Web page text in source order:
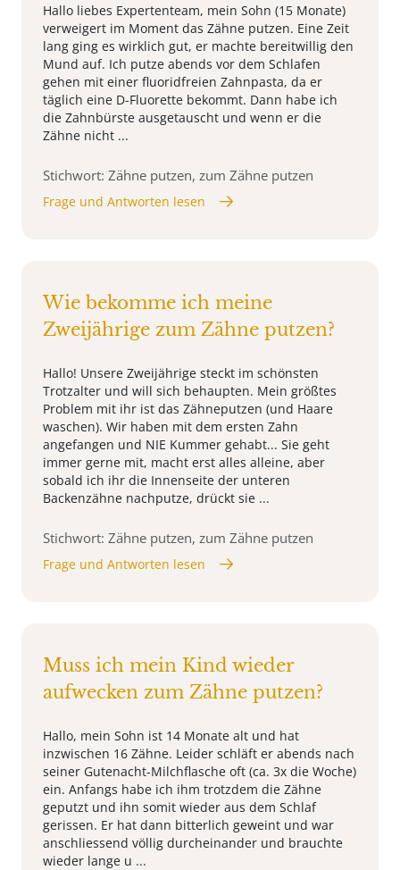
Hallo liebes Expertenteam, mein Sohn (15 Monate)
verweigert im Moment das Zähne putzen. Eine Zeit
lang ging es wirklich gut, er machte bereitwillig den
Mund auf. Ich putze abends vor dem Schlafen
gehen mit einer fluoridfreien Zahnpasta, da er
täglich eine D-Fluorette bekommt. Dann habe ich
die Zahnbürste ausgetauscht und wenn er die
Zähne nicht ...
Stichwort: Zähne putzen, zum Zähne putzen
Frage und Antworten lesen
Wie bekomme ich meine
Zweijährige zum Zähne putzen?
Hallo! Unsere Zweijährige steckt im schönsten
Trotzalter und will sich behaupten. Mein größtes
Problem mit ihr ist das Zähneputzen (und Haare
waschen). Wir haben mit dem ersten Zahn
angefangen und NIE Kummer gehabt... Sie geht
immer gerne mit, macht erst alles alleine, aber
sobald ich ihr die Innenseite der unteren
Backenzähne nachputze, drückt sie ...
Stichwort: Zähne putzen, zum Zähne putzen
Frage und Antworten lesen
Muss ich mein Kind wieder
aufwecken zum Zähne putzen?
Hallo, mein Sohn ist 14 Monate alt und hat
inzwischen 16 Zähne. Leider schläft er abends nach
seiner Gutenacht-Milchflasche oft (ca. 3x die Woche)
ein. Anfangs habe ich ihm trotzdem die Zähne
geputzt und ihn somit wieder aus dem Schlaf
gerissen. Er hat dann bitterlich geweint und war
anschliessend völlig durcheinander und brauchte
wieder lange u ...